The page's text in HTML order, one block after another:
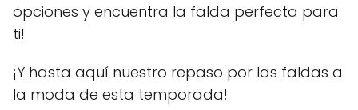
opciones y encuentra la falda perfecta para
ti!
¡Y hasta aquí nuestro repaso por las faldas a
la moda de esta temporada!